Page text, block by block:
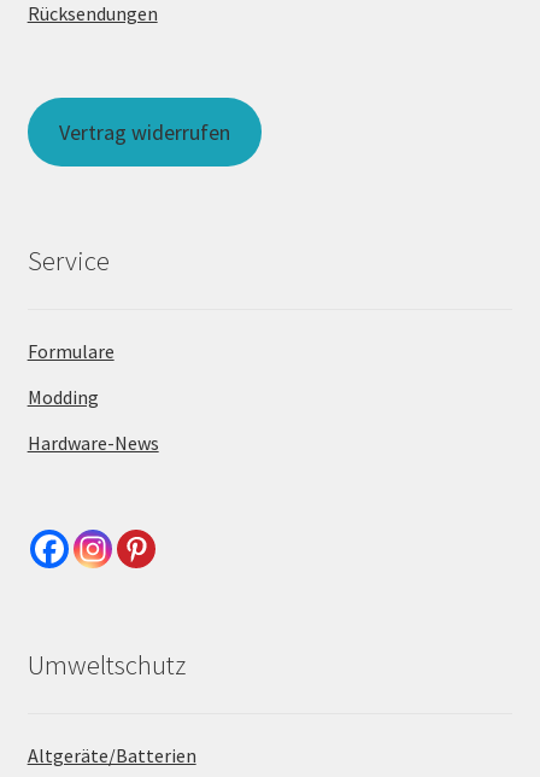
Rücksendungen
Vertrag widerrufen
Service
Formulare
Modding
Hardware-News
Umweltschutz
Altgeräte/Batterien